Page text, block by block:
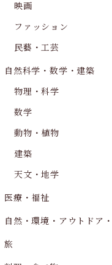
映画
ファッション
民藝・工芸
自然科学・数学・建築
物理・科学
数学
動物・植物
建築
天文・地学
医療・福祉
自然・環境・アウトドア
旅